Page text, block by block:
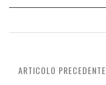
ARTICOLO PRECEDENTE